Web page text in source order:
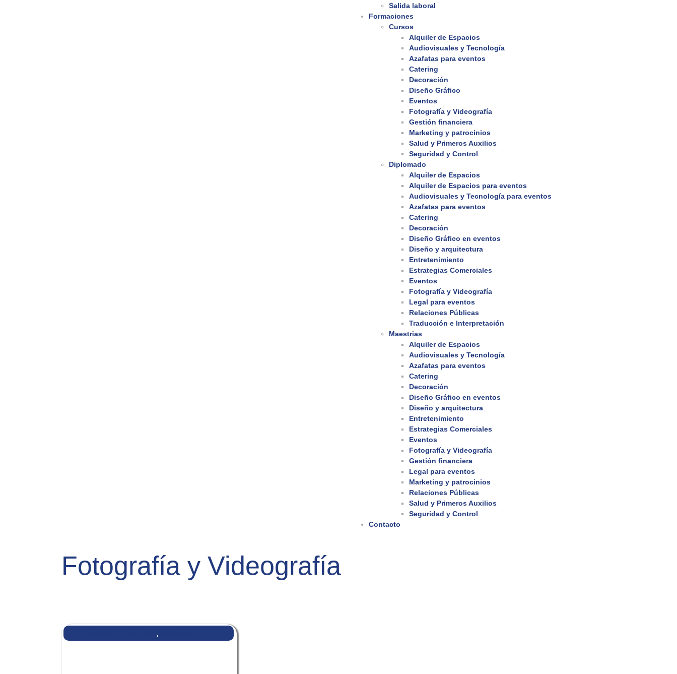
Salida laboral
Formaciones
Cursos
Alquiler de Espacios
Audiovisuales y Tecnología
Azafatas para eventos
Catering
Decoración
Diseño Gráfico
Eventos
Fotografía y Videografía
Gestión financiera
Marketing y patrocinios
Salud y Primeros Auxilios
Seguridad y Control
Diplomado
Alquiler de Espacios
Alquiler de Espacios para eventos
Audiovisuales y Tecnología para eventos
Azafatas para eventos
Catering
Decoración
Diseño Gráfico en eventos
Diseño y arquitectura
Entretenimiento
Estrategias Comerciales
Eventos
Fotografía y Videografía
Legal para eventos
Relaciones Públicas
Traducción e Interpretación
Maestrias
Alquiler de Espacios
Audiovisuales y Tecnología
Azafatas para eventos
Catering
Decoración
Diseño Gráfico en eventos
Diseño y arquitectura
Entretenimiento
Estrategias Comerciales
Eventos
Fotografía y Videografía
Gestión financiera
Legal para eventos
Marketing y patrocinios
Relaciones Públicas
Salud y Primeros Auxilios
Seguridad y Control
Contacto
Fotografía y Videografía
,